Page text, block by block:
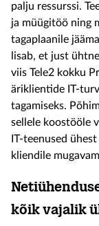
palju ressurssi.
ja müügitöö ning
tagaplaanile
lisab, et just
viis Tele2 kokku
äriklientide IT-
tagamiseks.
sellele koostööle
IT-teenused
kliendile
kõik vajalik